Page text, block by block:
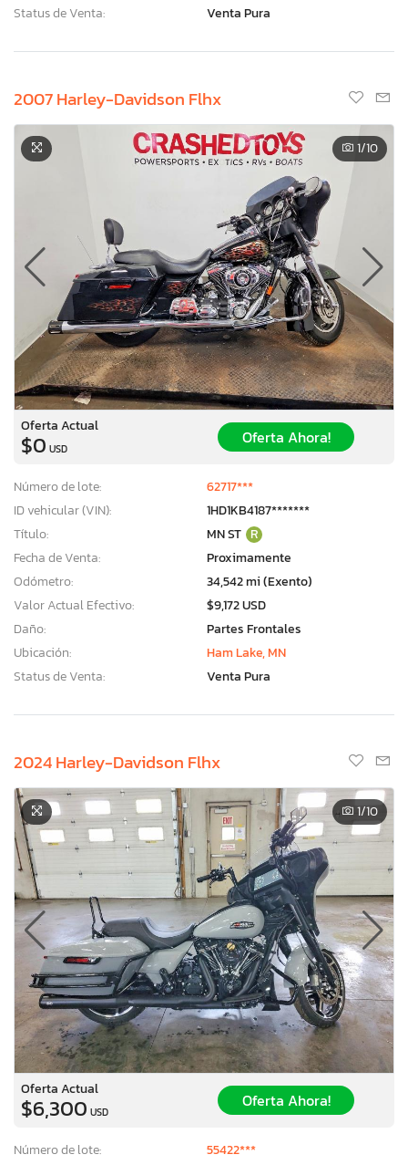
Status de Venta:
Venta Pura
2007 Harley-Davidson Flhx
1/10
Oferta Actual
$0 USD
Oferta Ahora!
Número de lote:
62717***
ID vehicular (VIN):
1HD1KB4187*******
Título:
MN ST R
Fecha de Venta:
Proximamente
Odómetro:
34,542 mi (Exento)
Valor Actual Efectivo:
$9,172 USD
Daño:
Partes Frontales
Ubicación:
Ham Lake, MN
Status de Venta:
Venta Pura
2024 Harley-Davidson Flhx
1/10
Oferta Actual
$6,300 USD
Oferta Ahora!
Número de lote:
55422***
×